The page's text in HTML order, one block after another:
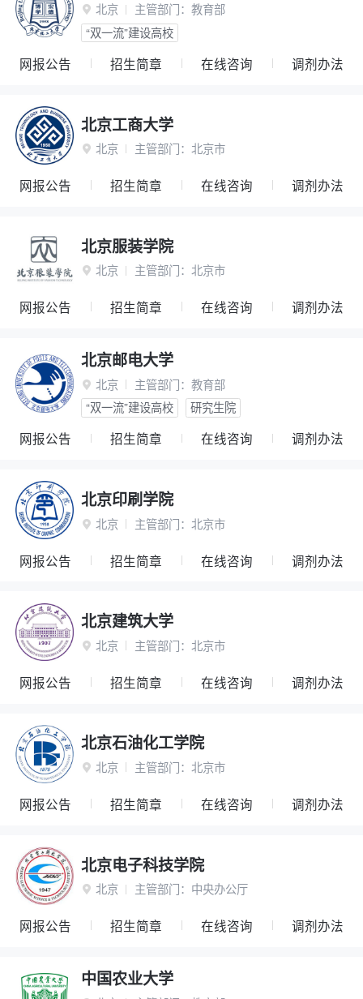
 北京 主管部门： 教育部
“双一流”建设高校
网报公告 招生简章 在线咨询 调剂办法
北京工商大学
 北京 主管部门： 北京市
网报公告 招生简章 在线咨询 调剂办法
北京服装学院
 北京 主管部门： 北京市
网报公告 招生简章 在线咨询 调剂办法
北京邮电大学
 北京 主管部门： 教育部
“双一流”建设高校
研究生院
网报公告 招生简章 在线咨询 调剂办法
北京印刷学院
 北京 主管部门： 北京市
网报公告 招生简章 在线咨询 调剂办法
北京建筑大学
 北京 主管部门： 北京市
网报公告 招生简章 在线咨询 调剂办法
北京石油化工学院
 北京 主管部门： 北京市
网报公告 招生简章 在线咨询 调剂办法
北京电子科技学院
 北京 主管部门： 中央办公厅
网报公告 招生简章 在线咨询 调剂办法
中国农业大学